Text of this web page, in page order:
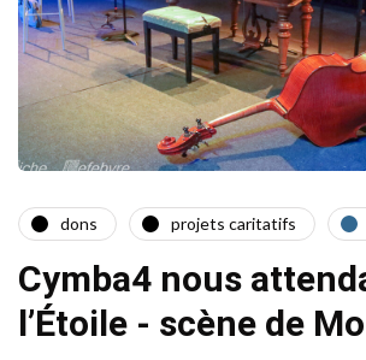
dons projets caritatifs
Cymba4 nous
l’Étoile - scène de